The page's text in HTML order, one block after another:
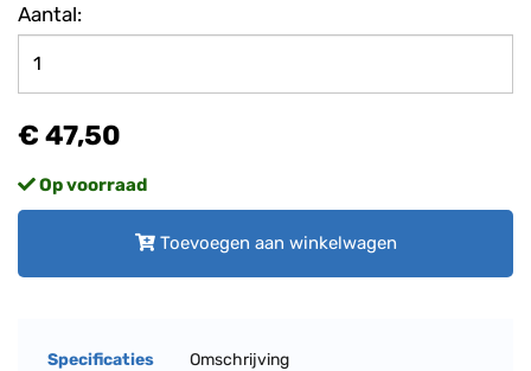
Aantal:
€ 47,50
Op voorraad
Toevoegen aan winkelwagen
Specificaties Omschrijving